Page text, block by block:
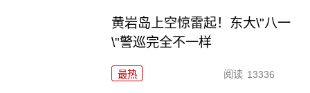
黄岩岛上空惊雷起！东大\"八一
\"警巡完全不一样
最热 阅读 13336